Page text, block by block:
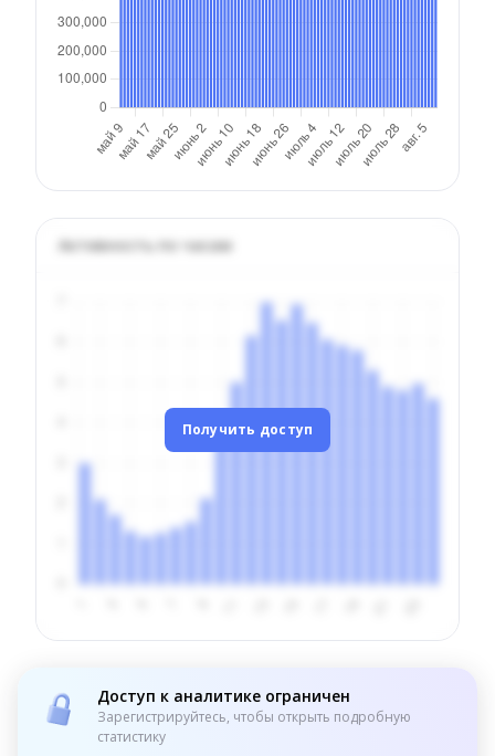
Активность по часам
Получить доступ
Доступ к аналитике ограничен
Зарегистрируйтесь, чтобы открыть подробную
статистику